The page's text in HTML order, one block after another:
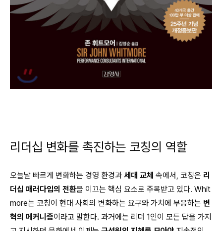
리더십 변화를 촉진하는 코칭의 역할
오늘날 빠르게 변화하는 경영 환경과 세대 교체 속에서, 코칭은 리
더십 패러다임의 전환을 이끄는 핵심 요소로 주목받고 있다. Whit
more는 코칭이 현대 사회의 변화하는 요구와 가치에 부응하는 변
혁의 메커니즘이라고 말한다. 과거에는 리더 1인이 모든 답을 가지